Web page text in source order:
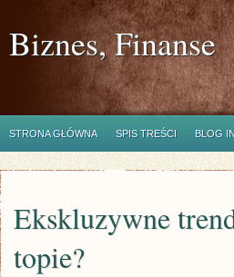
Biznes, Finanse
STRONA GŁÓWNA SPIS TREŚCI BLOG
Ekskluzywne
topie?